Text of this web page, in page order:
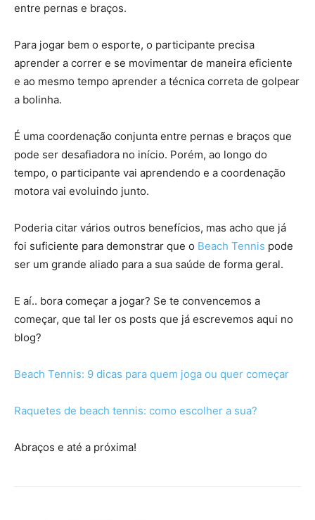
entre pernas e braços.
Para jogar bem o esporte, o participante precisa
aprender a correr e se movimentar de maneira eficiente
e ao mesmo tempo aprender a técnica correta de golpear
a bolinha.
É uma coordenação conjunta entre pernas e braços que
pode ser desafiadora no início. Porém, ao longo do
tempo, o participante vai aprendendo e a coordenação
motora vai evoluindo junto.
Poderia citar vários outros benefícios, mas acho que já
foi suficiente para demonstrar que o Beach Tennis pode
ser um grande aliado para a sua saúde de forma geral.
E aí.. bora começar a jogar? Se te convencemos a
começar, que tal ler os posts que já escrevemos aqui no
blog?
Beach Tennis: 9 dicas para quem joga ou quer começar
Raquetes de beach tennis: como escolher a sua?
Abraços e até a próxima!